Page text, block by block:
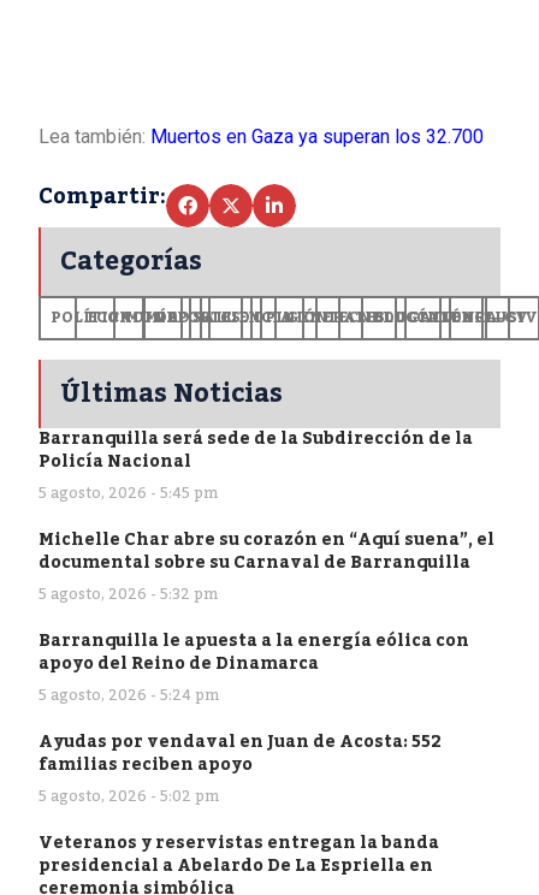
Lea también: Muertos en Gaza ya superan los 32.700
Compartir:
Categorías
POLÍTICA
ECONOMÍA
MUNDODEPORTES
SALUDCIENCIA
OPINIÓN
GENERALES
TECNOLOGÍA
EDUCACIÓN
CULTURA+CV
Últimas Noticias
Barranquilla será sede de la Subdirección de la
Policía Nacional
5 agosto, 2026 - 5:45 pm
Michelle Char abre su corazón en “Aquí suena”, el
documental sobre su Carnaval de Barranquilla
5 agosto, 2026 - 5:32 pm
Barranquilla le apuesta a la energía eólica con
apoyo del Reino de Dinamarca
5 agosto, 2026 - 5:24 pm
Ayudas por vendaval en Juan de Acosta: 552
familias reciben apoyo
5 agosto, 2026 - 5:02 pm
Veteranos y reservistas entregan la banda
presidencial a Abelardo De La Espriella en